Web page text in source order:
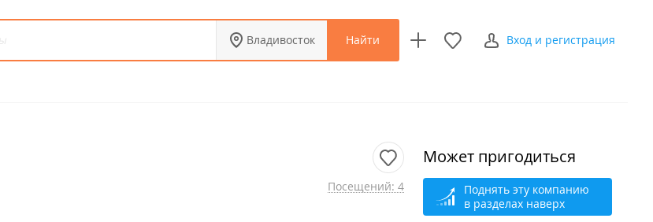
Владивосток Найти Вход и регистрация
Посещений: 4
Может пригодиться
Поднять эту компанию
в разделах наверх